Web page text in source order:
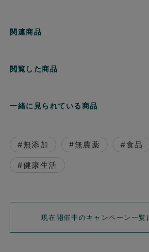
関連商品
閲覧した商品
一緒に見られている商品
#無添加 #無農薬 #食品
#健康生活
現在開催中のキャンペーン一覧